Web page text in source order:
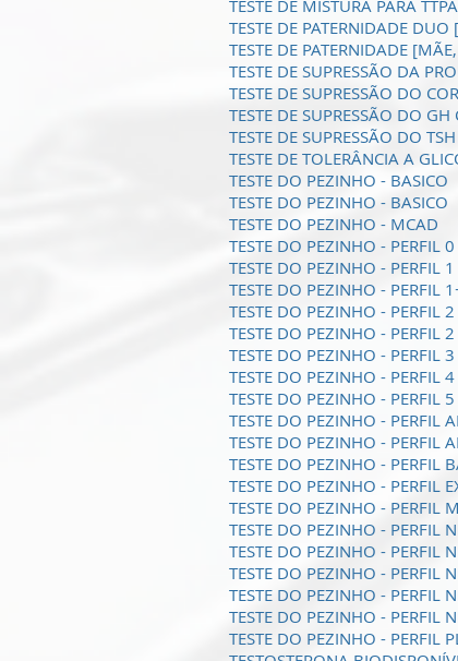
TESTE DE MISTURA PARA
TESTE DE PATERNIDADE
TESTE DE PATERNIDADE
TESTE DE SUPRESSÃO DA
TESTE DE SUPRESSÃO DO
TESTE DE SUPRESSÃO DO
TESTE DE SUPRESSÃO DO
TESTE DE TOLERÂNCIA A
TESTE DO PEZINHO - BASICO
TESTE DO PEZINHO - BASICO
TESTE DO PEZINHO - MCAD
TESTE DO PEZINHO - PERFIL 0
TESTE DO PEZINHO - PERFIL 1
TESTE DO PEZINHO - PERFIL
TESTE DO PEZINHO - PERFIL 2
TESTE DO PEZINHO - PERFIL
TESTE DO PEZINHO - PERFIL 3
TESTE DO PEZINHO - PERFIL 4
TESTE DO PEZINHO - PERFIL 5
TESTE DO PEZINHO - PERFIL
TESTE DO PEZINHO - PERFIL
TESTE DO PEZINHO - PERFIL
TESTE DO PEZINHO - PERFIL
TESTE DO PEZINHO - PERFIL
TESTE DO PEZINHO - PERFIL
TESTE DO PEZINHO - PERFIL
TESTE DO PEZINHO - PERFIL
TESTE DO PEZINHO - PERFIL
TESTE DO PEZINHO - PERFIL
TESTE DO PEZINHO - PERFIL